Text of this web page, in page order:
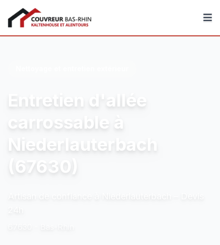
Couvreur Bas-Rhin
Entretien d'allée
carrossable à
Niederlauterbach
(67630)